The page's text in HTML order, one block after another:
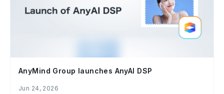
AnyMind Group launches AnyAI DSP
Jun 24, 2026